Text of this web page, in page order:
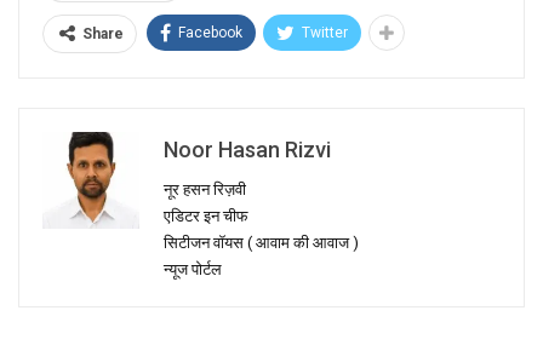
Share Facebook Twitter
Noor Hasan Rizvi
नूर हसन रिज़वी
एडिटर इन चीफ
सिटीजन वॉयस ( आवाम की आवाज )
न्यूज पोर्टल